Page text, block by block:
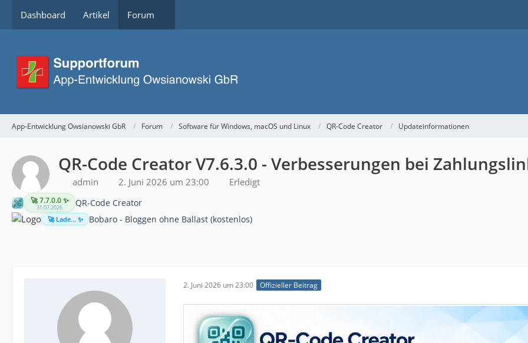
Dashboard Artikel Forum
App-Entwicklung Owsianowski GbR Forum Software für Windows, macOS und Linux QR-Code Creator Updateinformationen
QR-Code Creator V7.6.3.0 - Verbesserungen bei
admin 2. Juni 2026 um 23:00 Erledigt
🚀 7.7.0.0 ✨
31.07.2026 QR-Code Creator
🚀 Lade... ✨ Bobaro - Bloggen ohne Ballast (kostenlos)
2. Juni 2026 um 23:00 Offizieller Beitrag